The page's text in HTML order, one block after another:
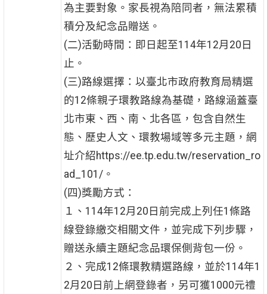
為主要對象。家長視為陪同者，無法累積
積分及紀念品贈送。
(二)活動時間：即日起至114年12月20日
止。
(三)路線選擇：以臺北市政府教育局精選
的12條親子環教路線為基礎，路線涵蓋臺
北市東、西、南、北各區，包含自然生
態、歷史人文、環教場域等多元主題，網
址介紹https://ee.tp.edu.tw/reservation_ro
ad_101/。
(四)獎勵方式：
１、114年12月20日前完成上列任1條路
線登錄繳交相關文件，並完成下列步驟，
贈送永續主題紀念品環保側背包一份。
２、完成12條環教精選路線，並於114年1
2月20日前上網登錄者，另可獲1000元禮